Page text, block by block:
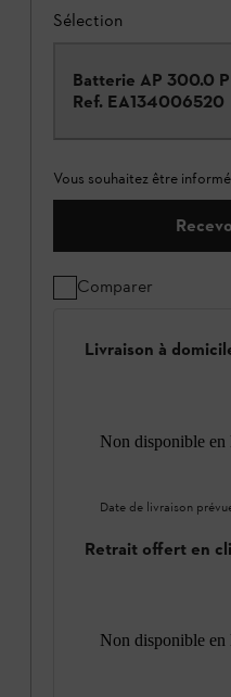
Sélection
Batterie AP 300.0
Ref. EA134006520
Vous souhaitez être
Comparer
Livraison à
Non disponible en
Date de livraison
Retrait offert en
Non disponible en